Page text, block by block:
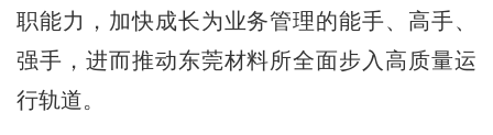
职能力，加快成长为业务管理的能手、高手、
强手，进而推动东莞材料所全面步入高质量运
行轨道。